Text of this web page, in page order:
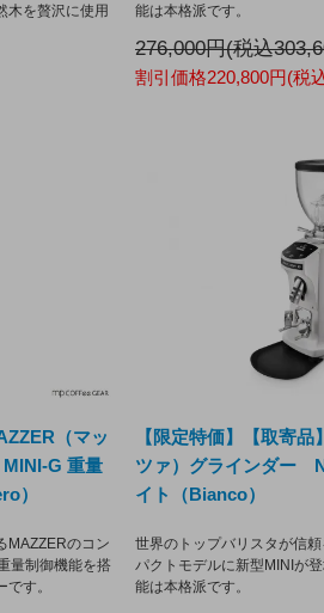
木を贅沢に使用
能は本格派です。
276,000円(税込
割引価格220,800円(税
（マッ
G 重量
）
MAZZERのコン
量制御機能を搭
す。
【限定特価】【取寄
ツァ）グラインダ
イト（Bianco）
世界のトップバリスタが信
パクトモデルに新型MINIが
能は本格派です。